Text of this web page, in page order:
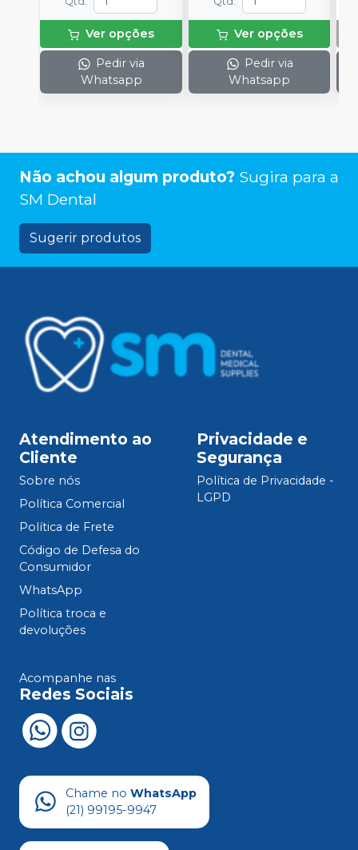
Ver opções
Pedir via
Whatsapp
Ver opções
Pedir via
Whatsapp
Não achou algum produto? Sugira para a
SM Dental
Sugerir produtos
Atendimento ao
Cliente
Sobre nós
Política Comercial
Política de Frete
Código de Defesa do
Consumidor
WhatsApp
Política troca e
devoluções
Privacidade e
Segurança
Política de Privacidade -
LGPD
Acompanhe nas
Redes Sociais
Chame no WhatsApp
(21) 99195-9947